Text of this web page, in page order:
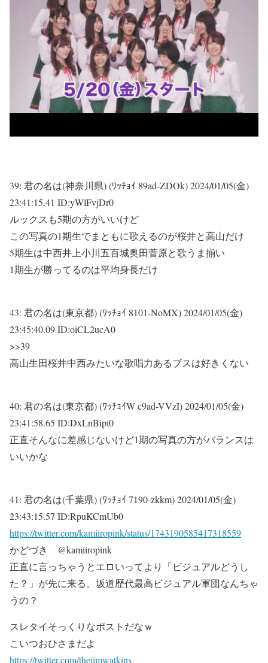
39: 君の名は(神奈川県) (ﾜｯﾁｮｲ 89ad-ZDOk)2024/01/05(金)
23:41:15.41 ID:yWlFvjDr0
ルックスも5期の方がいいけど
この写真の1期生でまともに歌えるのが桜井と高山だけ
5期生は中西井上小川五百城奥田菅原と歌うま揃い
1期生が勝ってるのは平均身長だけ
43: 君の名は(東京都) (ﾜｯﾁｮｲ 8101-NoMX)2024/01/05(金)
23:45:40.09 ID:oiCL2ucA0
>>39
高山生田桜井中西みたいな歌唱力あるブスは好きくない
40: 君の名は(東京都) (ﾜｯﾁｮｲW c9ad-VVzI)2024/01/05(金)
23:41:58.65 ID:DxLnBipi0
正直そんなに差感じないけど1期の写真の方がバランスは
いいかな
41: 君の名は(千葉県) (ﾜｯﾁｮｲ 7190-zkkm)2024/01/05(金)
23:43:15.57 ID:RpuKCmUb0
https://twitter.com/kamiiropink/status/1743190585417318559
かどづき @kamiiropink
正直に言っちゃうとエロいってより「ビジュアルどうし
た？」が先に来る。坂道歴代最高ビジュアル軍団なんちゃ
うの？
スレタイそっくりなポストだなｗ
こいつおひさまだよ
https://twitter.com/thejimwatkins